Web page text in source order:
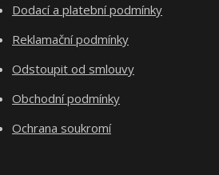
Dodací a platební podmínky
Reklamační podmínky
Odstoupit od smlouvy
Obchodní podmínky
Ochrana soukromí